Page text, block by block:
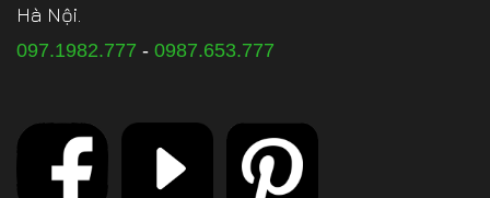
Hà Nội.
097.1982.777 - 0987.653.777